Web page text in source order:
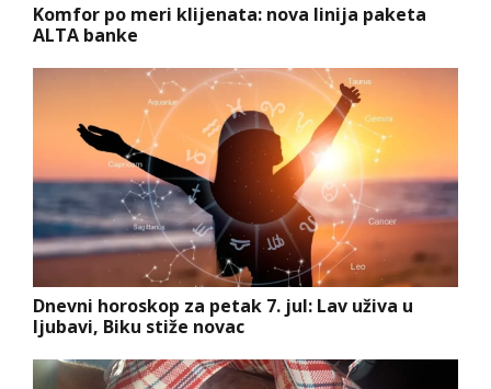
Komfor po meri klijenata: nova linija paketa
ALTA banke
Dnevni horoskop za petak 7. jul: Lav uživa u
ljubavi, Biku stiže novac